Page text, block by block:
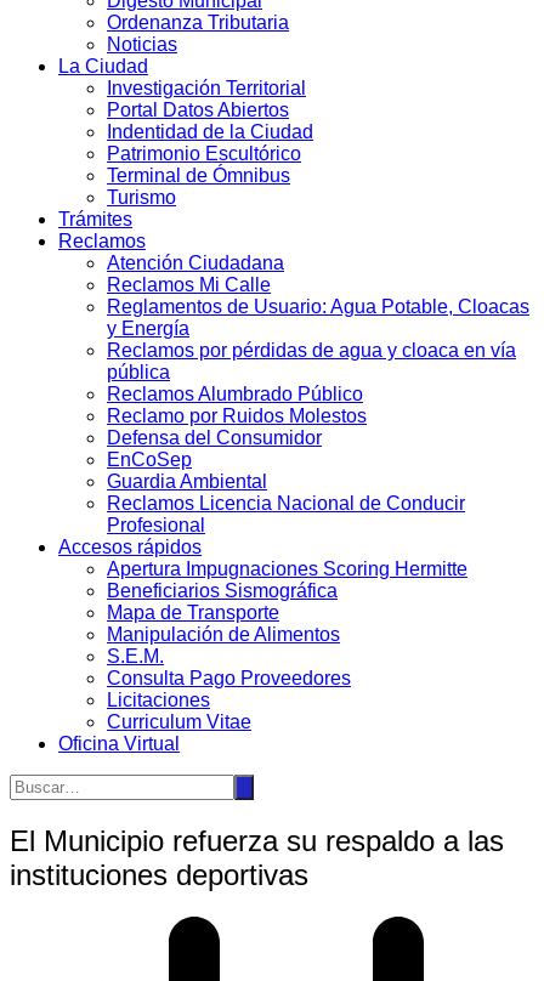
Ordenanza Tributaria
Noticias
La Ciudad
Investigación Territorial
Portal Datos Abiertos
Indentidad de la Ciudad
Patrimonio Escultórico
Terminal de Ómnibus
Turismo
Trámites
Reclamos
Atención Ciudadana
Reclamos Mi Calle
Reglamentos de Usuario: Agua Potable, Cloacas
y Energía
Reclamos por pérdidas de agua y cloaca en vía
pública
Reclamos Alumbrado Público
Reclamo por Ruidos Molestos
Defensa del Consumidor
EnCoSep
Guardia Ambiental
Reclamos Licencia Nacional de Conducir
Profesional
Accesos rápidos
Apertura Impugnaciones Scoring Hermitte
Beneficiarios Sismográfica
Mapa de Transporte
Manipulación de Alimentos
S.E.M.
Consulta Pago Proveedores
Licitaciones
Curriculum Vitae
Oficina Virtual
El Municipio refuerza su respaldo a las
instituciones deportivas